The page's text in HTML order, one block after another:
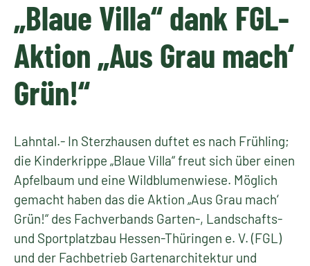
„Blaue Villa“ dank FGL-
Aktion „Aus Grau mach‘
Grün!“
Lahntal.- In Sterzhausen duftet es nach Frühling;
die Kinderkrippe „Blaue Villa“ freut sich über einen
Apfelbaum und eine Wildblumenwiese. Möglich
gemacht haben das die Aktion „Aus Grau mach‘
Grün!“ des Fachverbands Garten-, Landschafts-
und Sportplatzbau Hessen-Thüringen e. V. (FGL)
und der Fachbetrieb Gartenarchitektur und